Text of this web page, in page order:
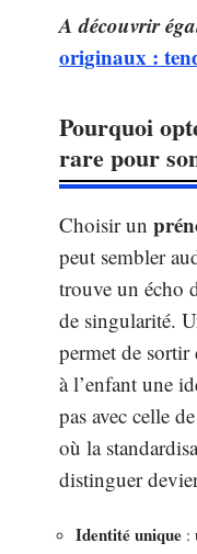
A découvrir
originaux :
Pourquoi
rare pour
Choisir un
peut sembler
trouve un écho
de singularité.
permet de sortir
à l’enfant une
pas avec celle
où la
distinguer
Identité unique :